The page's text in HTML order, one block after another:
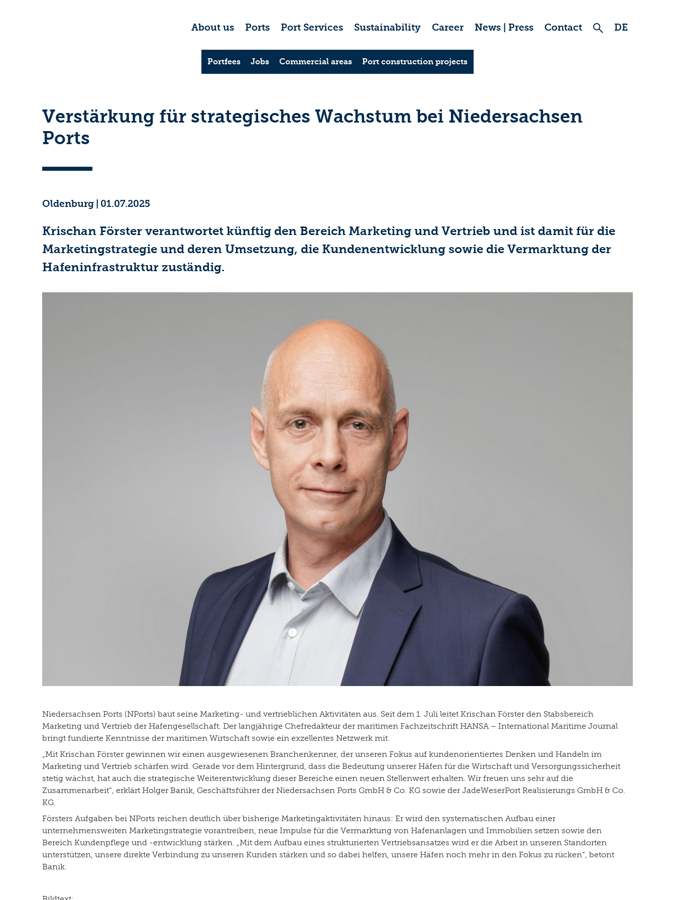
About us Ports Port Services Sustainability Career News | Press Contact DE
Portfees Jobs Commercial areas Port construction projects
Verstärkung für strategisches Wachstum bei Niedersachsen
Ports
Oldenburg 01.07.2025
Krischan Förster verantwortet künftig den Bereich Marketing und Vertrieb und ist damit für die
Marketingstrategie und deren Umsetzung, die Kundenentwicklung sowie die Vermarktung der
Hafeninfrastruktur zuständig.
Niedersachsen Ports (NPorts) baut seine Marketing- und vertrieblichen Aktivitäten aus. Seit dem 1. Juli leitet Krischan Förster den Stabsbereich
Marketing und Vertrieb der Hafengesellschaft. Der langjährige Chefredakteur der maritimen Fachzeitschrift HANSA – International Maritime Journal
bringt fundierte Kenntnisse der maritimen Wirtschaft sowie ein exzellentes Netzwerk mit.
„Mit Krischan Förster gewinnen wir einen ausgewiesenen Branchenkenner, der unseren Fokus auf kundenorientiertes Denken und Handeln im
Marketing und Vertrieb schärfen wird. Gerade vor dem Hintergrund, dass die Bedeutung unserer Häfen für die Wirtschaft und Versorgungssicherheit
stetig wächst, hat auch die strategische Weiterentwicklung dieser Bereiche einen neuen Stellenwert erhalten. Wir freuen uns sehr auf die
Zusammenarbeit“, erklärt Holger Banik, Geschäftsführer der Niedersachsen Ports GmbH & Co. KG sowie der JadeWeserPort Realisierungs GmbH & Co.
KG.
Försters Aufgaben bei NPorts reichen deutlich über bisherige Marketingaktivitäten hinaus: Er wird den systematischen Aufbau einer
unternehmensweiten Marketingstrategie vorantreiben, neue Impulse für die Vermarktung von Hafenanlagen und Immobilien setzen sowie den
Bereich Kundenpflege und -entwicklung stärken. „Mit dem Aufbau eines strukturierten Vertriebsansatzes wird er die Arbeit in unseren Standorten
unterstützen, unsere direkte Verbindung zu unseren Kunden stärken und so dabei helfen, unsere Häfen noch mehr in den Fokus zu rücken“, betont
Banik.